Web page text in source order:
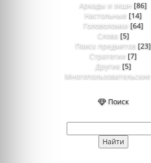
Аркады и экшн [86]
Настольные [14]
Головоломки [64]
Слова [5]
Поиск предметов [23]
Стратегии [7]
Другие [5]
Многопользовательские
Поиск